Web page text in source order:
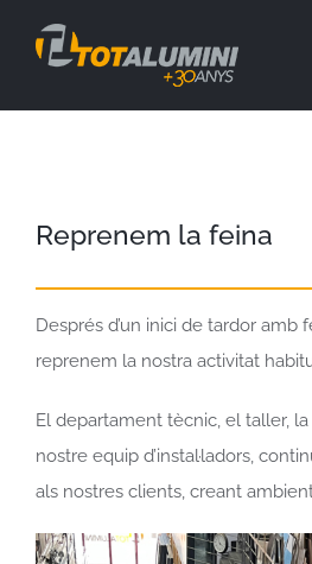
Reprenem la feina
Després d’un inici de tardor amb
reprenem la nostra activitat
El departament tècnic, el taller,
nostre equip d’instal·ladors,
als nostres clients, creant